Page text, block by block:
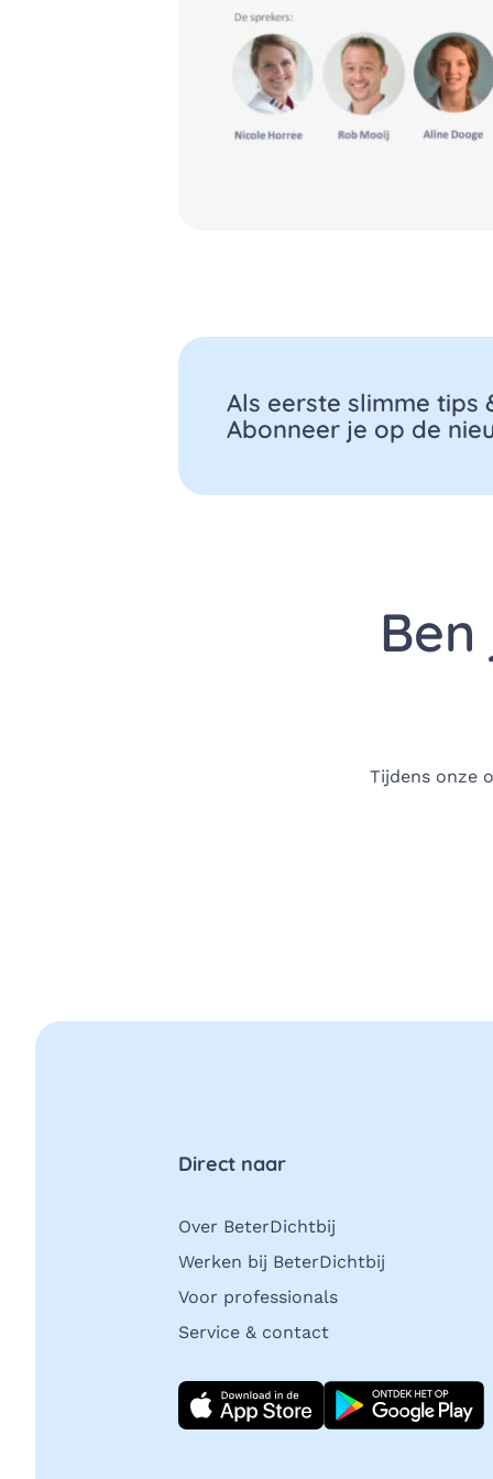
Als eerste slimme tips
Abonneer je op de
Tijdens onze
Direct naar
Over BeterDichtbij
Werken bij BeterDichtbij
Voor professionals
Service & contact
Download direct